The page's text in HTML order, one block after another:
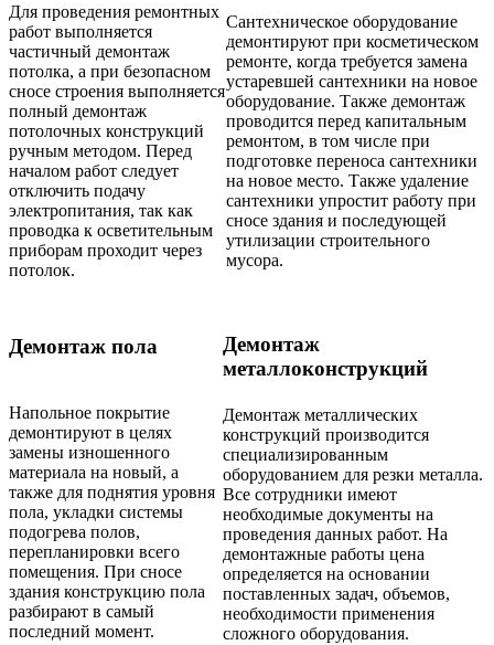
Для проведения ремонтных
работ выполняется
частичный демонтаж
потолка, а при безопасном
сносе строения выполняется
полный демонтаж
потолочных конструкций
ручным методом. Перед
началом работ следует
отключить подачу
электропитания, так как
проводка к осветительным
приборам проходит через
потолок.
Сантехническое оборудование
демонтируют при косметическом
ремонте, когда требуется замена
устаревшей сантехники на новое
оборудование. Также демонтаж
проводится перед капитальным
ремонтом, в том числе при
подготовке переноса сантехники
на новое место. Также удаление
сантехники упростит работу при
сносе здания и последующей
утилизации строительного
мусора.
Демонтаж пола
Напольное покрытие
демонтируют в целях
замены изношенного
материала на новый, а
также для поднятия уровня
пола, укладки системы
подогрева полов,
перепланировки всего
помещения. При сносе
здания конструкцию пола
разбирают в самый
последний момент.
Демонтаж
металлоконструкций
Демонтаж металлических
конструкций производится
специализированным
оборудованием для резки металла.
Все сотрудники имеют
необходимые документы на
проведения данных работ. На
демонтажные работы цена
определяется на основании
поставленных задач, объемов,
необходимости применения
сложного оборудования.